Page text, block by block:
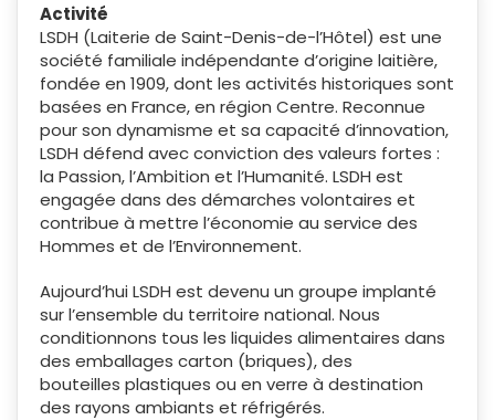
Activité
LSDH (Laiterie de Saint-Denis-de-l’Hôtel) est une
société familiale indépendante d’origine laitière,
fondée en 1909, dont les activités historiques sont
basées en France, en région Centre. Reconnue
pour son dynamisme et sa capacité d’innovation,
LSDH défend avec conviction des valeurs fortes :
la Passion, l’Ambition et l’Humanité. LSDH est
engagée dans des démarches volontaires et
contribue à mettre l’économie au service des
Hommes et de l’Environnement.
Aujourd’hui LSDH est devenu un groupe implanté
sur l’ensemble du territoire national. Nous
conditionnons tous les liquides alimentaires dans
des emballages carton (briques), des
bouteilles plastiques ou en verre à destination
des rayons ambiants et réfrigérés.